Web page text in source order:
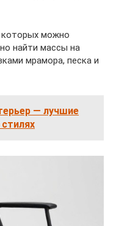
которых можно
найти массы на
мрамора, песка и
— лучшие